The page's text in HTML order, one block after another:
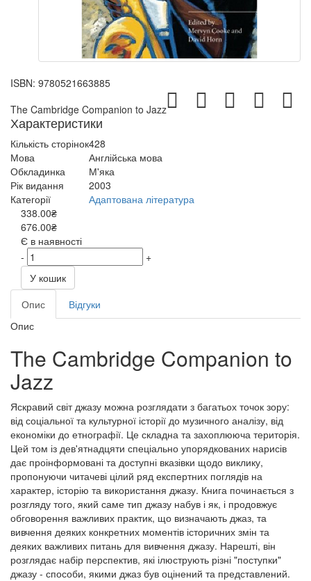
ISBN: 9780521663885
The Cambridge Companion to Jazz
Характеристики
Кількість сторінок428
Мова
Англійська мова
Обкладинка
М'яка
Рік видання
2003
Категорії
Адаптована література
338.00₴
676.00₴
Є в наявності
-
+
У кошик
Опис
Відгуки
Опис
The Cambridge Companion to
Jazz
Яскравий світ джазу можна розглядати з багатьох точок зору:
від соціальної та культурної історії до музичного аналізу, від
економіки до етнографії. Це складна та захоплююча територія.
Цей том із дев'ятнадцяти спеціально упорядкованих нарисів
дає проінформовані та доступні вказівки щодо виклику,
пропонуючи читачеві цілий ряд експертних поглядів на
характер, історію та використання джазу. Книга починається з
розгляду того, який саме тип джазу набув і як, і продовжує
обговорення важливих практик, що визначають джаз, та
вивчення деяких конкретних моментів історичних змін та
деяких важливих питань для вивчення джазу. Нарешті, він
розглядає набір перспектив, які ілюструють різні "поступки"
джазу - способи, якими джаз був оцінений та представлений.